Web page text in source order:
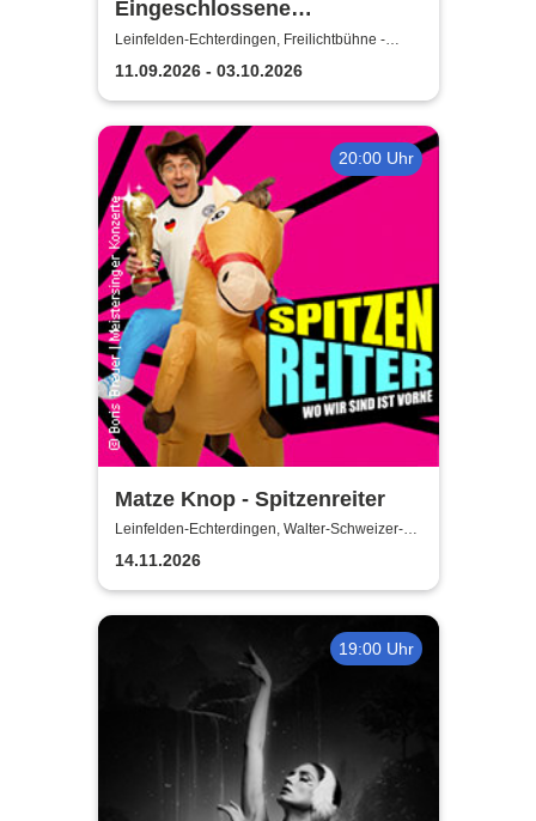
Eingeschlossene
Gesellschaft - Theater unter
den Kuppeln
Leinfelden-Echterdingen, Freilichtbühne -
Theater u. d. Kuppeln
11.09.2026 - 03.10.2026
20:00 Uhr
Matze Knop - Spitzenreiter
Leinfelden-Echterdingen, Walter-Schweizer-
Kulturforum Goldäcker
14.11.2026
19:00 Uhr